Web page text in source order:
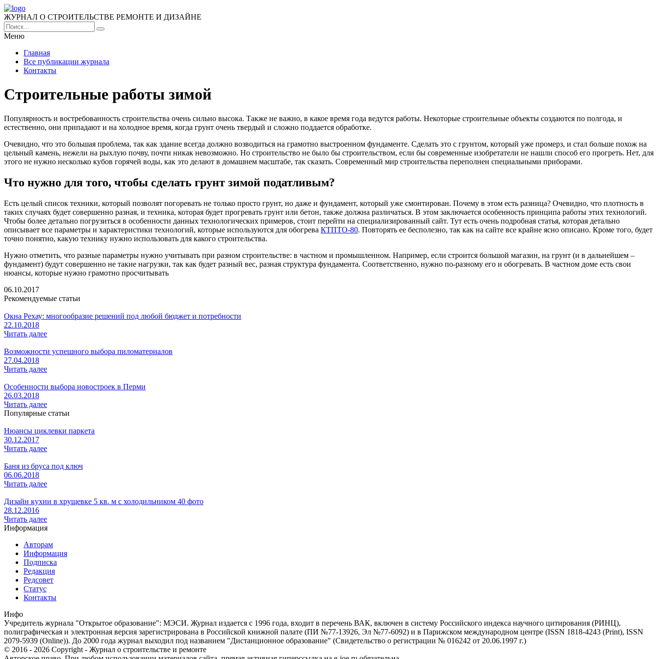
ЖУРНАЛ О СТРОИТЕЛЬСТВЕ РЕМОНТЕ И ДИЗАЙНЕ
Меню
Главная
Все публикации журнала
Контакты
Строительные работы зимой
Популярность и востребованность строительства очень сильно высока. Также не важно, в какое время года ведутся работы. Некоторые строительные объекты создаются по полгода, и
естественно, они припадают и на холодное время, когда грунт очень твердый и сложно поддается обработке.
Очевидно, что это большая проблема, так как здание всегда должно возводиться на грамотно выстроенном фундаменте. Сделать это с грунтом, который уже промерз, и стал больше похож на
цельный камень, нежели на рыхлую почву, почти никак невозможно. Но строительство не было бы строительством, если бы современные изобретатели не нашли способ его прогреть. Нет, для
этого не нужно несколько кубов горячей воды, как это делают в домашнем масштабе, так сказать. Современный мир строительства переполнен специальными приборами.
Что нужно для того, чтобы сделать грунт зимой податливым?
Есть целый список техники, который позволят погоревать не только просто грунт, но даже и фундамент, который уже смонтирован. Почему в этом есть разница? Очевидно, что плотность в
таких случаях будет совершенно разная, и техника, которая будет прогревать грунт или бетон, также должна различаться. В этом заключается особенность принципа работы этих технологий.
Чтобы более детально погрузиться в особенности данных технологических примеров, стоит перейти на специализированный сайт. Тут есть очень подробная статья, которая детально
описывает все параметры и характеристики технологий, которые используются для обогрева КТПТО-80. Повторять ее бесполезно, так как на сайте все крайне ясно описано. Кроме того, будет
точно понятно, какую технику нужно использовать для какого строительства.
Нужно отметить, что разные параметры нужно учитывать при разном строительстве: в частном и промышленном. Например, если строится большой магазин, на грунт (и в дальнейшем –
фундамент) будут совершенно не такие нагрузки, так как будет разный вес, разная структура фундамента. Соответственно, нужно по-разному его и обогревать. В частном доме есть свои
нюансы, которые нужно грамотно просчитывать
06.10.2017
Рекомендуемые статьи
Окна Рехау: многообразие решений под любой бюджет и потребности
22.10.2018
Читать далее
Возможности успешного выбора пиломатериалов
27.04.2018
Читать далее
Особенности выбора новостроек в Перми
26.03.2018
Читать далее
Популярные статьи
Нюансы циклевки паркета
30.12.2017
Читать далее
Баня из бруса под ключ
06.06.2018
Читать далее
Дизайн кухни в хрущевке 5 кв. м с холодильником 40 фото
28.12.2016
Читать далее
Информация
Авторам
Информация
Подписка
Редакция
Редсовет
Статус
Контакты
Инфо
Учредитель журнала "Открытое образование": МЭСИ. Журнал издается с 1996 года, входит в перечень ВАК, включен в систему Российского индекса научного цитирования (РИНЦ),
полиграфическая и электронная версия зарегистрирована в Российской книжной палате (ПИ №77-13926, Эл №77-6092) и в Парижском международном центре (ISSN 1818-4243 (Print), ISSN
2079-5939 (Online)). До 2000 года журнал выходил под названием "Дистанционное образование" (Свидетельство о регистрации № 016242 от 20.06.1997 г.)
© 2016 - 2026 Copyright - Журнал о строительстве и ремонте